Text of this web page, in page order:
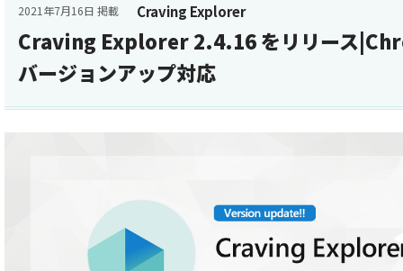
Craving Explorer
2021年7月16日 掲載
Craving Explorer 2.4.16 をリリース
バージョンアップ対応